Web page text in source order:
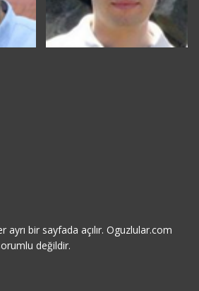
bir sayfada açılır. Oguzlular.com
değildir.